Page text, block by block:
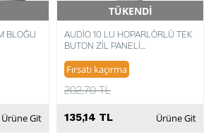
BLOĞU
Ürüne Git
TÜKENDİ
Hızlı Teslimat
AUDİO 10 LU HOPARLÖRLÜ TEK
BUTON ZİL PANELİ
Fırsatı kaçırma
202,70 TL
135,14 TL Ürüne Git